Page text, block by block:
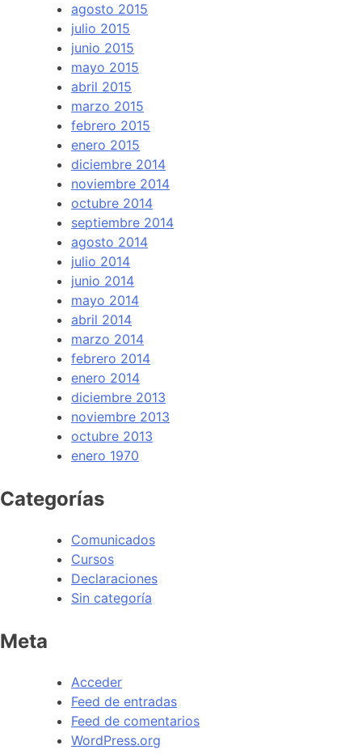
agosto 2015
julio 2015
junio 2015
mayo 2015
abril 2015
marzo 2015
febrero 2015
enero 2015
diciembre 2014
noviembre 2014
octubre 2014
septiembre 2014
agosto 2014
julio 2014
junio 2014
mayo 2014
abril 2014
marzo 2014
febrero 2014
enero 2014
diciembre 2013
noviembre 2013
octubre 2013
enero 1970
Categorías
Comunicados
Cursos
Declaraciones
Sin categoría
Meta
Acceder
Feed de entradas
Feed de comentarios
WordPress.org